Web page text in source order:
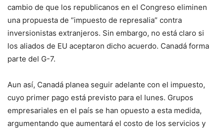
cambio de que los republicanos en el Congreso eliminen
una propuesta de “impuesto de represalia” contra
inversionistas extranjeros. Sin embargo, no está claro si
los aliados de EU aceptaron dicho acuerdo. Canadá forma
parte del G-7.
Aun así, Canadá planea seguir adelante con el impuesto,
cuyo primer pago está previsto para el lunes. Grupos
empresariales en el país se han opuesto a esta medida,
argumentando que aumentará el costo de los servicios y